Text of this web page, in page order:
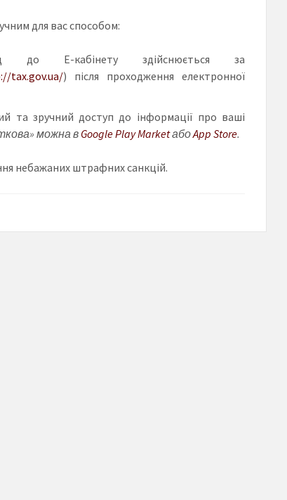
для вас способом:
до Е-кабінету здійснюється за
tax.gov.ua/) після проходження електронної
та зручний доступ до інформації про ваші
можна вGoogle Play MarketабоApp Store.
небажаних штрафних санкцій.